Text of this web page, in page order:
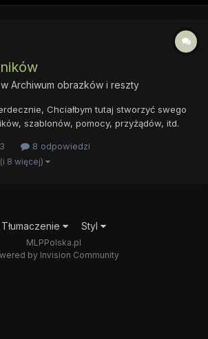
w Archiwum obrazków i reszty
Chciałbym tutaj stworzyć swego
szablonów, pomocy, przyżądów, itd.
absrtrakcja, grafika komputerowa... w
Draw, szablon, szkic z p...
8 odpowiedzi
(i 8 więcej)
Tłumaczenie Styl
MLPPolska.pl
by Invision Community